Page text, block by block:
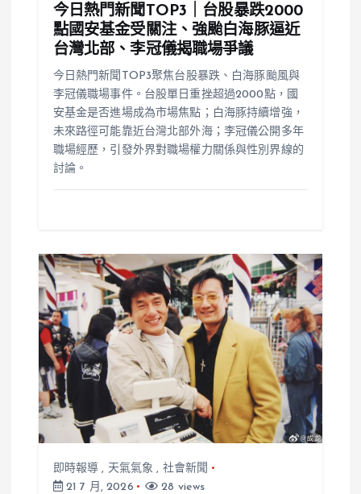
今日熱門新聞TOP3｜台股暴跌2000
點國安基金受關注、強颱白海豚逼近
台灣北部、李冠儀揭職場爭議
今日熱門新聞TOP3聚焦台股暴跌、白海豚颱風與
李冠儀職場事件。台股單日重挫超過2000點，國
安基金是否進場成為市場焦點；白海豚持續增強，
未來路徑可能靠近台灣北部外海；李冠儀公開多年
職場經歷，引發外界對職場權力關係與性別界線的
討論。
即時報導 , 天氣氣象 , 社會新聞
21 7 月, 2026
28 views